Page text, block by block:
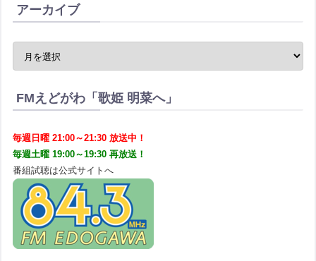
アーカイブ
FMえどがわ「歌姫 明菜へ」
毎週日曜 21:00～21:30 放送中！
毎週土曜 19:00～19:30 再放送！
番組試聴は公式サイトへ